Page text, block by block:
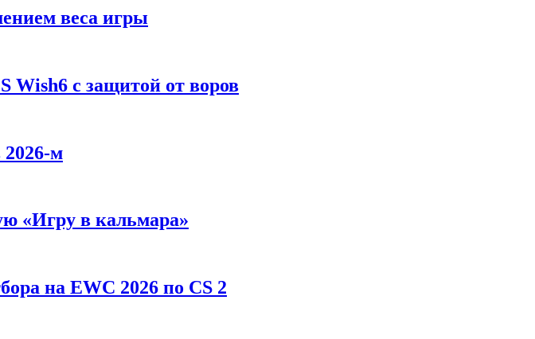
веса игры
Wish6 с защитой от воров
2026-м
«Игру в кальмара»
на EWC 2026 по CS 2